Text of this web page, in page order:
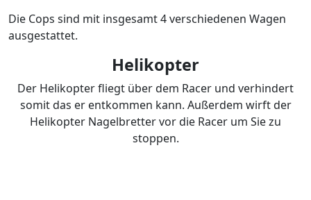
Die Cops sind mit insgesamt 4 verschiedenen Wagen
ausgestattet.
Helikopter
Der Helikopter fliegt über dem Racer und verhindert
somit das er entkommen kann. Außerdem wirft der
Helikopter Nagelbretter vor die Racer um Sie zu
stoppen.